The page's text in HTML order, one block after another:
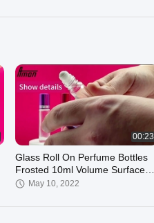
00:23
Glass Roll On Perfume Bottles
Frosted 10ml Volume Surface
Printing
May 10, 2022